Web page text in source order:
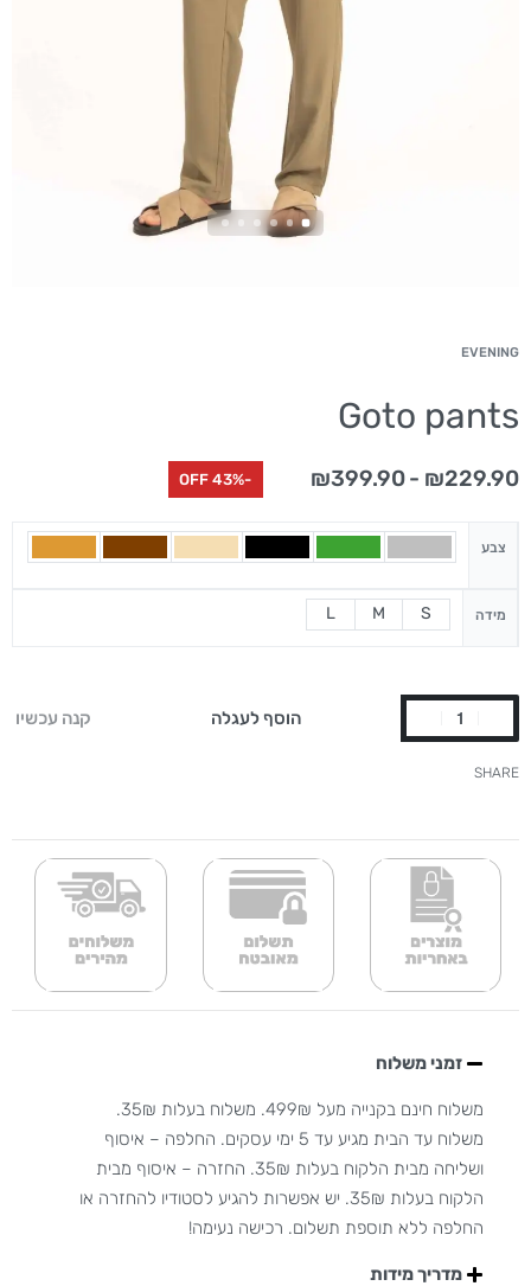
EVENING
Goto pants
₪229.90
₪399.90
-43% OFF
צבע
מידה S
M
L
הוסף לעגלה קנה עכשיו
SHARE
זמני משלוח
משלוח חינם בקנייה מעל 499₪. משלוח בעלות 35₪.
משלוח עד הבית מגיע עד 5 ימי עסקים. החלפה – איסוף
ושליחה מבית הלקוח בעלות 35₪. החזרה – איסוף מבית
הלקוח בעלות 35₪. יש אפשרות להגיע לסטודיו להחזרה או
החלפה ללא תוספת תשלום. רכישה נעימה!
מדריך מידות